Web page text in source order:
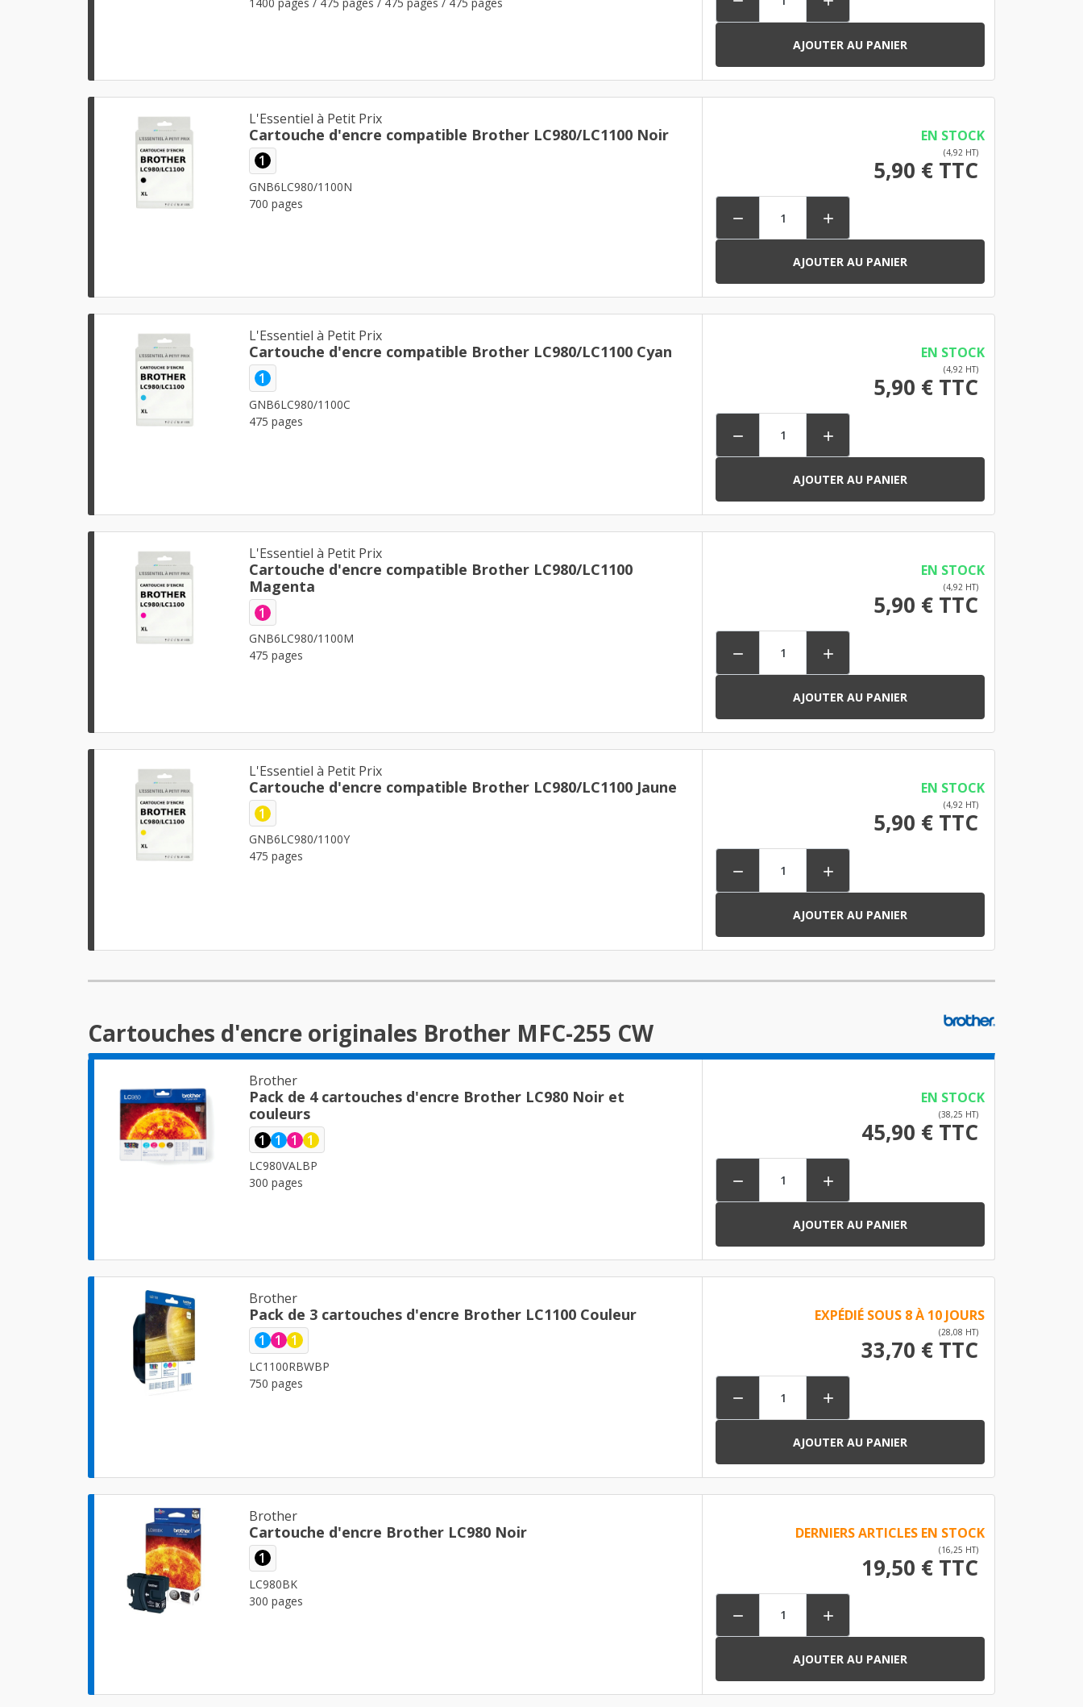
AJOUTER AU PANIER
L'Essentiel à Petit Prix
Cartouche d'encre compatible Brother LC980/LC1100 Noir
1
GNB6LC980/1100N
700 pages
EN STOCK
(4,92 HT)
5,90 € TTC
 
AJOUTER AU PANIER
L'Essentiel à Petit Prix
Cartouche d'encre compatible Brother LC980/LC1100 Cyan
1
GNB6LC980/1100C
475 pages
EN STOCK
(4,92 HT)
5,90 € TTC
 
AJOUTER AU PANIER
L'Essentiel à Petit Prix
Cartouche d'encre compatible Brother LC980/LC1100
Magenta
1
GNB6LC980/1100M
475 pages
EN STOCK
(4,92 HT)
5,90 € TTC
 
AJOUTER AU PANIER
L'Essentiel à Petit Prix
Cartouche d'encre compatible Brother LC980/LC1100 Jaune
1
GNB6LC980/1100Y
475 pages
EN STOCK
(4,92 HT)
5,90 € TTC
 
AJOUTER AU PANIER
Cartouches d'encre originales Brother MFC-255 CW
Brother
Pack de 4 cartouches d'encre Brother LC980 Noir et
couleurs
1 1 1 1
LC980VALBP
300 pages
EN STOCK
(38,25 HT)
45,90 € TTC
 
AJOUTER AU PANIER
Brother
Pack de 3 cartouches d'encre Brother LC1100 Couleur
1 1 1
LC1100RBWBP
750 pages
EXPÉDIÉ SOUS 8 À 10 JOURS
(28,08 HT)
33,70 € TTC
 
AJOUTER AU PANIER
Brother
Cartouche d'encre Brother LC980 Noir
1
LC980BK
300 pages
DERNIERS ARTICLES EN STOCK
(16,25 HT)
19,50 € TTC
 
AJOUTER AU PANIER